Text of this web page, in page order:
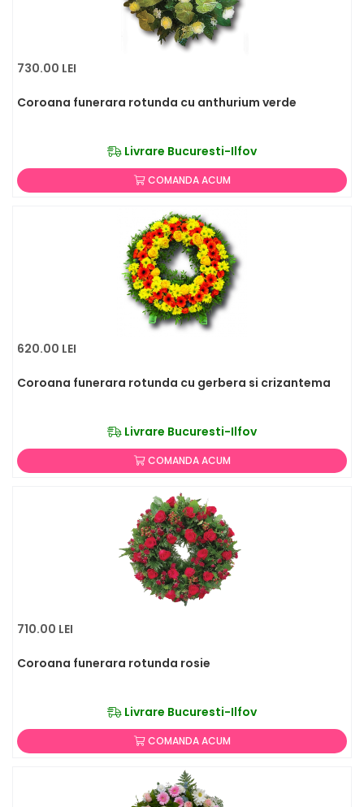
730.00 LEI
Coroana funerara rotunda cu anthurium verde
Livrare Bucuresti-Ilfov
COMANDA ACUM
620.00 LEI
Coroana funerara rotunda cu gerbera si crizantema
Livrare Bucuresti-Ilfov
COMANDA ACUM
710.00 LEI
Coroana funerara rotunda rosie
Livrare Bucuresti-Ilfov
COMANDA ACUM